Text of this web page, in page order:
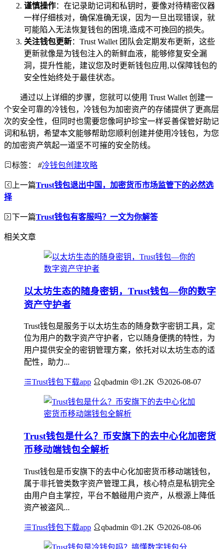
谨慎操作：在记录助记词和私钥时，要像对待精密仪器
一样仔细核对，确保准确无误，因为一旦出现错误，就
可能陷入无法恢复钱包的困境,造成不可挽回的损失。
关注钱包更新：Trust Wallet 团队会定期发布更新，这些
更新就像是为钱包注入的新鲜血液，能够修复安全漏
洞，提升性能，建议您及时更新钱包应用,以保障钱包的
安全性始终处于最佳状态。
通过以上详细的步骤，您就可以使用 Trust Wallet 创建一
个安全可靠的冷钱包，冷钱包为加密资产的存储提供了更高层
次的安全性，但同时也需要您像呵护珍宝一样妥善保管好助记
词和私钥，希望本文能够帮助您顺利创建并使用冷钱包，为您
的加密资产筑起一道坚不可摧的安全防线。
标签： #冷钱包创建攻略
上一篇Trust钱包退出中国，加密货币市场监管下的必然选
择
下一篇Trust钱包有客服吗？一文为你解答
相关文章
以太坊生态的随身密钥，Trust钱包—你的数字
资产守护者
Trust钱包是服务于以太坊生态的随身数字密钥工具，定
位为用户的数字资产守护者，它以随身便携的特性，为
用户提供安全的密钥管理方案，依托对以太坊生态的适
配性，助力...
Trust钱包下载app qbadmin 1.2K 2026-08-07
Trust钱包是什么？币安旗下的去中心化加密货
币移动端钱包全解析
Trust钱包是币安旗下的去中心化加密货币移动端钱包，
属于非托管类数字资产管理工具，核心特点是私钥完全
由用户自主掌控，平台不触碰用户资产，从根源上降低
资产被盗风...
Trust钱包下载app qbadmin 1.2K 2026-08-06